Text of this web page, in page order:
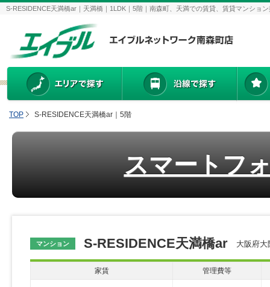
S-RESIDENCE天満橋ar｜天満橋｜1LDK｜5階｜南森町、天満での賃貸、賃貸マンショ
TOP S-RESIDENCE天満橋ar｜5階
スマートフ
マンション S-RESIDENCE天満橋ar 大阪府
家賃 管理費等